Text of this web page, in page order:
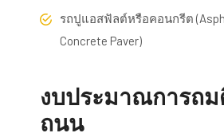
รถปูแอสฟัลต์หรือคอนกรีต
Concrete Paver)
งบประมาณการถ
ถนน